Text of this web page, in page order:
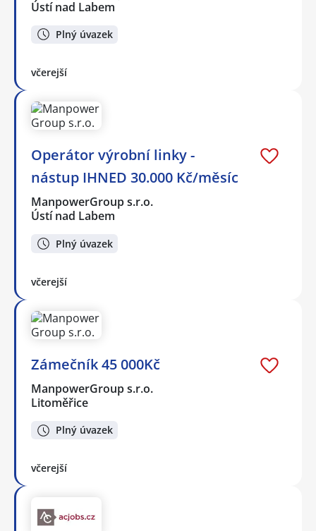
Ústí nad Labem
Plný úvazek
včerejší
Operátor výrobní linky -
nástup IHNED 30.000 Kč/měsíc
ManpowerGroup s.r.o.
Ústí nad Labem
Plný úvazek
včerejší
Zámečník 45 000Kč
ManpowerGroup s.r.o.
Litoměřice
Plný úvazek
včerejší